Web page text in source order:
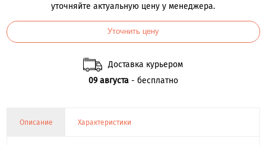
уточняйте актуальную цену у менеджера.
Уточнить цену
Доставка курьером
09 августа- бесплатно
Описание Характеристики